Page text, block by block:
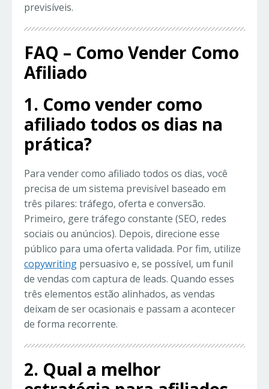
previsíveis.
FAQ – Como Vender Como
Afiliado
1. Como vender como
afiliado todos os dias na
prática?
Para vender como afiliado todos os dias, você
precisa de um sistema previsível baseado em
três pilares: tráfego, oferta e conversão.
Primeiro, gere tráfego constante (SEO, redes
sociais ou anúncios). Depois, direcione esse
público para uma oferta validada. Por fim, utilize
copywriting persuasivo e, se possível, um funil
de vendas com captura de leads. Quando esses
três elementos estão alinhados, as vendas
deixam de ser ocasionais e passam a acontecer
de forma recorrente.
2. Qual a melhor